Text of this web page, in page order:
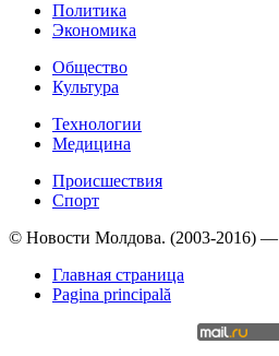
Политика
Экономика
Общество
Культура
Технологии
Медицина
Происшествия
Спорт
© Новости Молдова. (2003-2016) —
Главная страница
Pagina principală